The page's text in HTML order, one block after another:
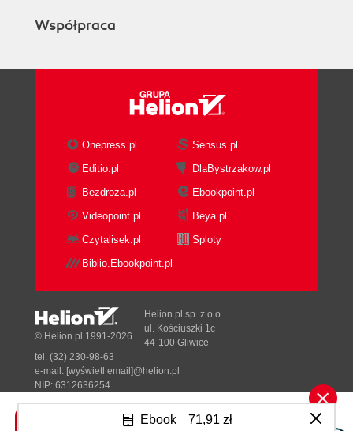
Ebook 71,91 zł
Współpraca
Onepress.pl
Sensus.pl
Editio.pl
DlaBystrzakow.pl
Bezdroza.pl
Ebookpoint.pl
Videopoint.pl
Beya.pl
Czytalisek.pl
Sploty
Biblio.Ebookpoint.pl
Tonik.pl
© Helion.pl 1991-2026
Helion.pl sp. z o.o.
ul. Kościuszki 1c
44-100 Gliwice
tel. (32) 230-98-63
e-mail: [wyświetl email]@helion.pl
NIP: 6312636254